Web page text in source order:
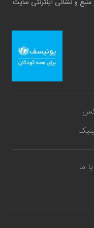
و نشانی اینترنتی سایت
ما